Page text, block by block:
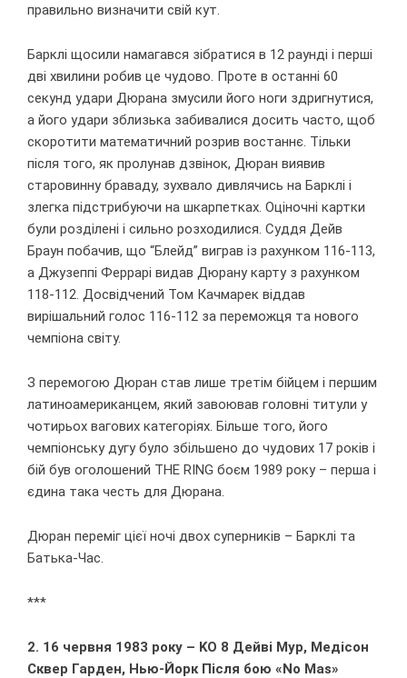
правильно визначити свій кут.
Барклі щосили намагався зібратися в 12 раунді і перші
дві хвилини робив це чудово. Проте в останні 60
секунд удари Дюрана змусили його ноги здригнутися,
а його удари зблизька забивалися досить часто, щоб
скоротити математичний розрив востаннє. Тільки
після того, як пролунав дзвінок, Дюран виявив
старовинну браваду, зухвало дивлячись на Барклі і
злегка підстрибуючи на шкарпетках. Оціночні картки
були розділені і сильно розходилися. Суддя Дейв
Браун побачив, що “Блейд” виграв із рахунком 116-113,
а Джузеппі Феррарі видав Дюрану карту з рахунком
118-112. Досвідчений Том Качмарек віддав
вирішальний голос 116-112 за переможця та нового
чемпіона світу.
З перемогою Дюран став лише третім бійцем і першим
латиноамериканцем, який завоював головні титули у
чотирьох вагових категоріях. Більше того, його
чемпіонську дугу було збільшено до чудових 17 років і
бій був оголошений THE RING боєм 1989 року – перша і
єдина така честь для Дюрана.
Дюран переміг цієї ночі двох суперників – Барклі та
Батька-Час.
***
2. 16 червня 1983 року – KO 8 Дейві Мур, Медісон
Сквер Гарден, Нью-Йорк Після бою «No Mas»